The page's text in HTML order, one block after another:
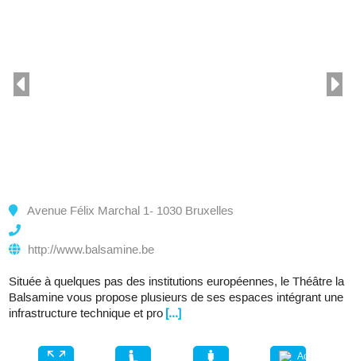
Avenue Félix Marchal 1- 1030 Bruxelles
http://www.balsamine.be
Située à quelques pas des institutions européennes, le Théâtre la
Balsamine vous propose plusieurs de ses espaces intégrant une
infrastructure technique et pro [...]